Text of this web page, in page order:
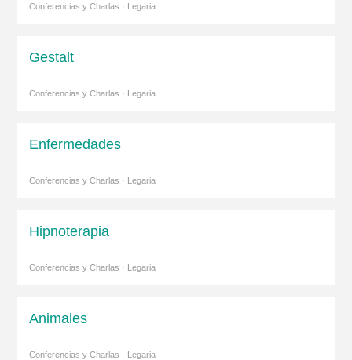
Conferencias y Charlas · Legaria
Gestalt
Conferencias y Charlas · Legaria
Enfermedades
Conferencias y Charlas · Legaria
Hipnoterapia
Conferencias y Charlas · Legaria
Animales
Conferencias y Charlas · Legaria